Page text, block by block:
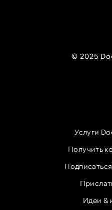
© 2025
Услуги
Получить
Идеи &